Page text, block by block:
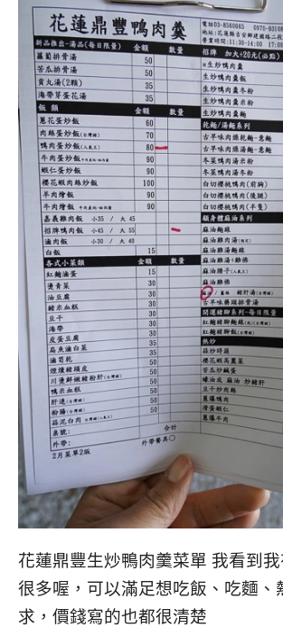
花蓮鼎豐生炒鴨肉羹菜單 我看到
很多喔，可以滿足想吃飯、吃麵、
求，價錢寫的也都很清楚